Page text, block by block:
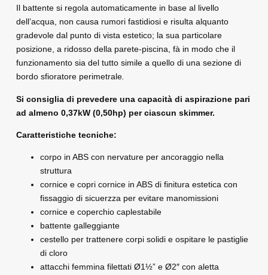
Il battente si regola automaticamente in base al livello
dell’acqua, non causa rumori fastidiosi e risulta alquanto
gradevole dal punto di vista estetico; la sua particolare
posizione, a ridosso della parete-piscina, fà in modo che il
funzionamento sia del tutto simile a quello di una sezione di
bordo sfioratore perimetrale.
Si consiglia di prevedere una capacità di aspirazione pari
ad almeno 0,37kW (0,50hp) per ciascun skimmer.
Caratteristiche tecniche:
corpo in ABS con nervature per ancoraggio nella
struttura
cornice e copri cornice in ABS di finitura estetica con
fissaggio di sicuerzza per evitare manomissioni
cornice e coperchio caplestabile
battente galleggiante
cestello per trattenere corpi solidi e ospitare le pastiglie
di cloro
attacchi femmina filettati Ø1½” e Ø2″ con aletta